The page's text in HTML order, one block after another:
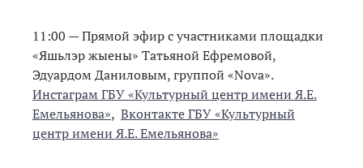
11:00 — Прямой эфир с участниками площадки
«Яшьлэр жыены» Татьяной Ефремовой,
Эдуардом Даниловым, группой «Nova».
Инстаграм ГБУ «Культурный центр имени Я.Е.
Емельянова», Вконтакте ГБУ «Культурный
центр имени Я.Е. Емельянова»